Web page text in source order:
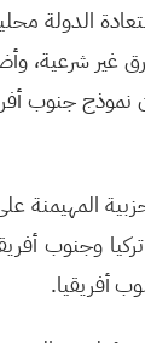
الدولة
غير شرعية،
نموذج جنوب
المهيمنة
وجنوب
أفريقيا.